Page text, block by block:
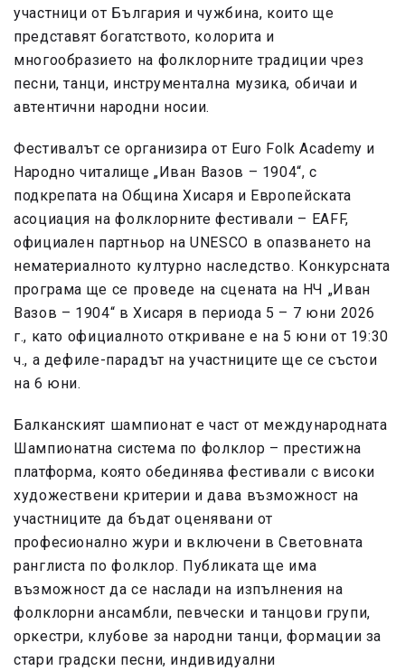
участници от България и чужбина, които ще
представят богатството, колорита и
многообразието на фолклорните традиции чрез
песни, танци, инструментална музика, обичаи и
автентични народни носии.
Фестивалът се организира от Euro Folk Academy и
Народно читалище „Иван Вазов – 1904“, с
подкрепата на Община Хисаря и Европейската
асоциация на фолклорните фестивали – EAFF,
официален партньор на UNESCO в опазването на
нематериалното културно наследство. Конкурсната
програма ще се проведе на сцената на НЧ „Иван
Вазов – 1904“ в Хисаря в периода 5 – 7 юни 2026
г., като официалното откриване е на 5 юни от 19:30
ч., а дефиле-парадът на участниците ще се състои
на 6 юни.
Балканският шампионат е част от международната
Шампионатна система по фолклор – престижна
платформа, която обединява фестивали с високи
художествени критерии и дава възможност на
участниците да бъдат оценявани от
професионално жури и включени в Световната
ранглиста по фолклор. Публиката ще има
възможност да се наслади на изпълнения на
фолклорни ансамбли, певчески и танцови групи,
оркестри, клубове за народни танци, формации за
стари градски песни, индивидуални